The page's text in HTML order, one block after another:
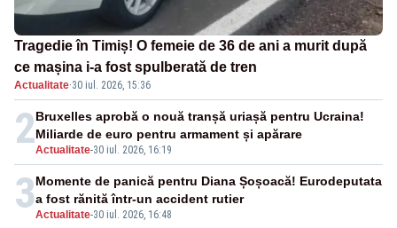
Tragedie în Timiș! O femeie de 36 de ani a murit după
ce mașina i-a fost spulberată de tren
Actualitate·30 iul. 2026, 15:36
2Actualitate-30 iul. 2026, 16:19
Bruxelles aprobă o nouă tranșă uriașă pentru Ucraina!
Miliarde de euro pentru armament și apărare
3Actualitate-30 iul. 2026, 16:48
Momente de panică pentru Diana Șoșoacă! Eurodeputata
a fost rănită într-un accident rutier